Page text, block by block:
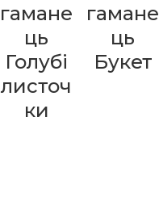
гамане
ць
Голубі
листоч
ки
гамане
ць
Букет